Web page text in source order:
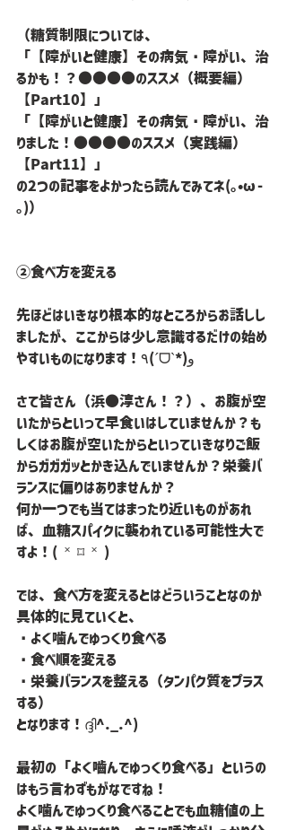
（糖質制限については、
「【障がいと健康】その病気・障がい、治
るかも！？●●●●のススメ（概要編）
【Part10】」
「【障がいと健康】その病気・障がい、治
りました！●●●●のススメ（実践編）
【Part11】」
の2つの記事をよかったら読んでみてネ(｡•ω-
｡)）
②食べ方を変える
先ほどはいきなり根本的なところからお話しし
ましたが、ここからは少し意識するだけの始め
やすいものになります！٩(ˊᗜˋ*)و
さて皆さん（浜●淳さん！？）、お腹が空
いたからといって早食いはしていませんか？も
しくはお腹が空いたからといっていきなりご飯
からガガガッとかき込んでいませんか？栄養バ
ランスに偏りはありませんか？
何か一つでも当てはまったり近いものがあれ
ば、血糖スパイクに襲われている可能性大で
すよ！( ˟ ⌑ ˟ )
では、食べ方を変えるとはどういうことなのか
具体的に見ていくと、
・よく噛んでゆっくり食べる
・食べ順を変える
・栄養バランスを整える（タンパク質をプラス
する）
となります！ദ്ദി^._.^)
最初の「よく嚙んでゆっくり食べる」というの
はもう言わずもがなですね！
よく噛んでゆっくり食べることでも血糖値の上